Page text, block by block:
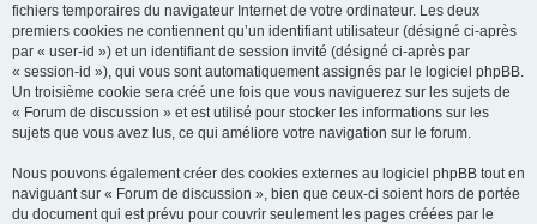
fichiers temporaires du navigateur Internet de votre ordinateur. Les deux
premiers cookies ne contiennent qu’un identifiant utilisateur (désigné ci-après
par « user-id ») et un identifiant de session invité (désigné ci-après par
« session-id »), qui vous sont automatiquement assignés par le logiciel phpBB.
Un troisième cookie sera créé une fois que vous naviguerez sur les sujets de
« Forum de discussion » et est utilisé pour stocker les informations sur les
sujets que vous avez lus, ce qui améliore votre navigation sur le forum.
Nous pouvons également créer des cookies externes au logiciel phpBB tout en
naviguant sur « Forum de discussion », bien que ceux-ci soient hors de portée
du document qui est prévu pour couvrir seulement les pages créées par le